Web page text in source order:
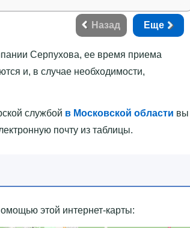
Назад Еще
Серпухова, ее время приема
и, в случае необходимости,
службой в Московской области вы
почту из таблицы.
этой интернет-карты: